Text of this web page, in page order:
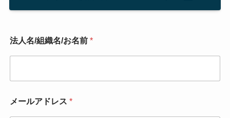
法人名/組織名/お名前 *
メールアドレス *